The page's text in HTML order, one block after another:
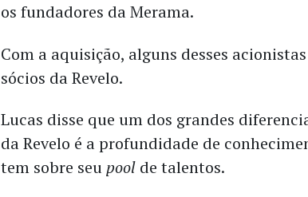
os fundadores da Merama.
Com a aquisição, alguns desses
sócios da Revelo.
Lucas disse que um dos grandes
da Revelo é a profundidade de
tem sobre seu pool de talentos.